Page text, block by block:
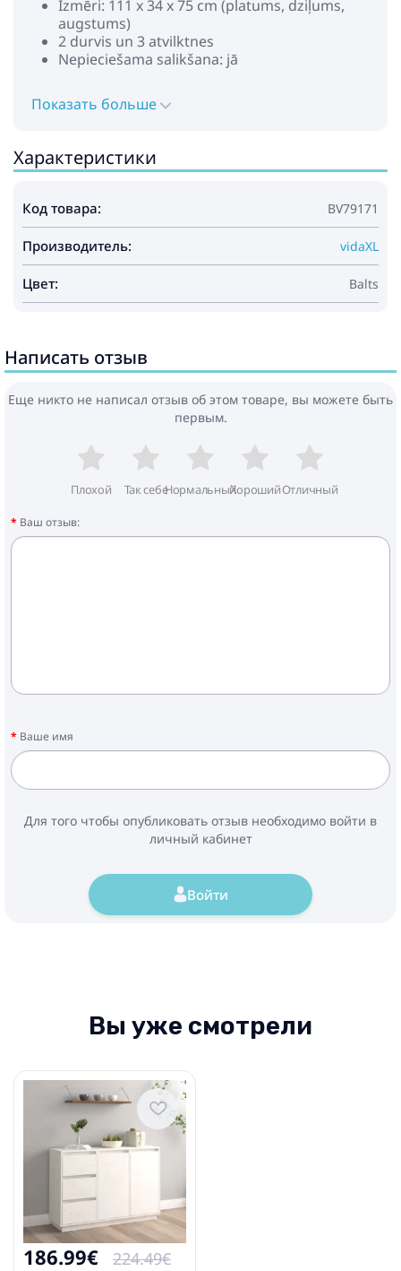
Izmēri: 111 x 34 x 75 cm (platums, dziļums,
augstums)
2 durvis un 3 atvilktnes
Nepieciešama salikšana: jā
Показать больше
Характеристики
Код товара: BV79171
Производитель: vidaXL
Цвет: Balts
Написать отзыв
Еще никто не написал отзыв об этом товаре, вы можете быть
первым.
Плохой Так себеНормальныйХорошийОтличный
Ваш отзыв:
Ваше имя
Для того чтобы опубликовать отзыв необходимо войти в
личный кабинет
Войти
Вы уже смотрели
186.99€ 224.49€